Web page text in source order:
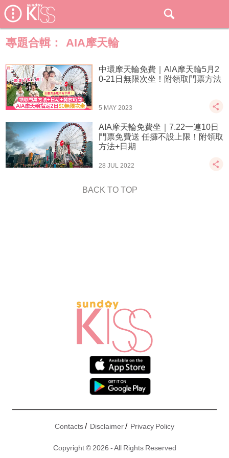
專題合輯： AIA摩天輪
中環摩天輪免費｜AIA摩天輪5月2
0-21日無限次坐！附領取門票方法
5 MAY 2023
AIA摩天輪免費坐｜7.22一連10日
門票免費送 任攞不設上限！附領取
方法+日期
28 JUL 2022
BACK TO TOP
Contacts/ Disclaimer/ Privacy Policy
Copyright © 2026 - All Rights Reserved